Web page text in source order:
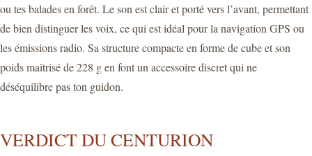
ou tes balades en forêt. Le son est clair et porté vers l’avant, permettant
de bien distinguer les voix, ce qui est idéal pour la navigation GPS ou
les émissions radio. Sa structure compacte en forme de cube et son
poids maîtrisé de 228 g en font un accessoire discret qui ne
déséquilibre pas ton guidon.
VERDICT DU CENTURION